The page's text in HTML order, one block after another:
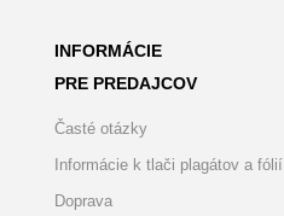
INFORMÁCIE
PRE PREDAJCOV
Časté otázky
Informácie k tlači plagátov a fólií
Doprava